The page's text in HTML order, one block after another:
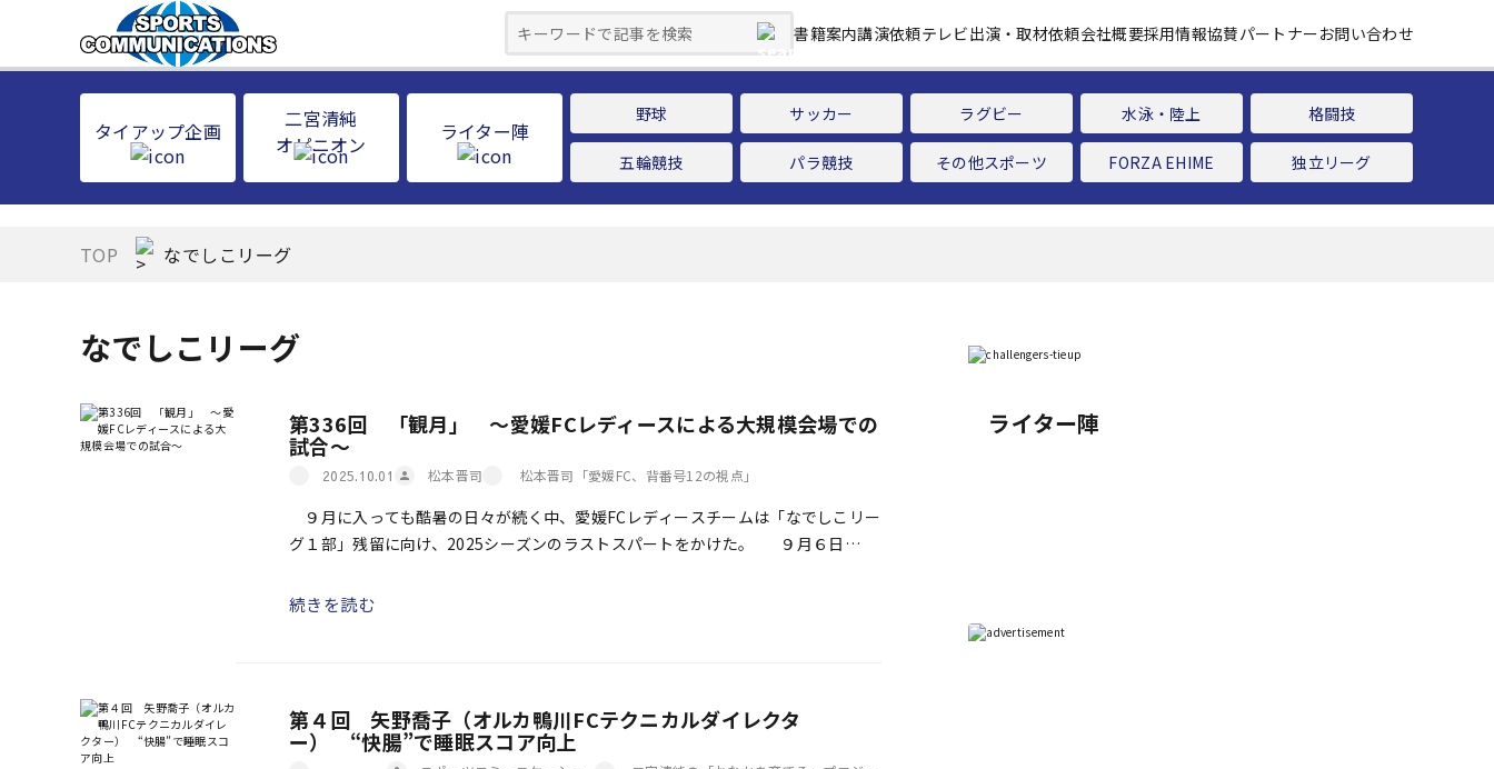
書籍案内講演依頼テレビ出演・取材依頼会社概要採用情報協賛パートナーお問い合わせ
タイアップ企画
二宮清純
オピニオン
ライター陣
野球 サッカー ラグビー 水泳・陸上 格闘技
五輪競技 パラ競技 その他スポーツ FORZA EHIME 独立リーグ
TOP なでしこリーグ
なでしこリーグ
第336回 「観月」 ～愛媛FCレディースによる大規模会場での
試合～
2025.10.01 松本晋司 松本晋司「愛媛FC、背番号12の視点」
９月に入っても酷暑の日々が続く中、愛媛FCレディースチームは「なでしこリー
グ１部」残留に向け、2025シーズンのラストスパートをかけた。 ９月６日
続きを読む
第４回 矢野喬子（オルカ鴨川FCテクニカルダイレクタ
ー） “快腸”で睡眠スコア向上
ライター陣